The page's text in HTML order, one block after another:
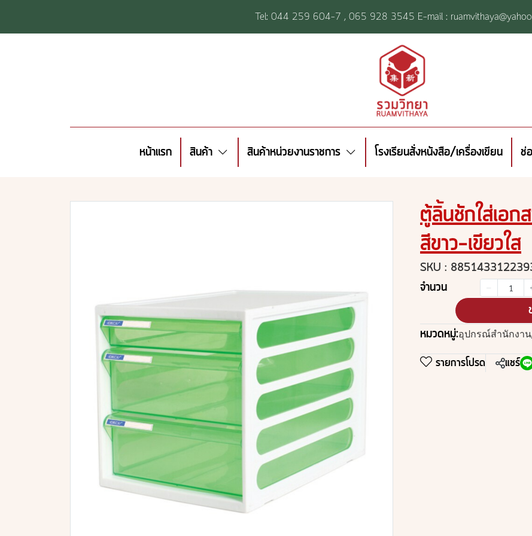
Tel: 044 259 604-7 ,065 928 3545 E-mail :
หน้าแรก สินค้า สินค้าหน่วยงานราชการ โรงเรียนสั่งหนังสือ/เครื่องเขียน ช่
ตู้ลิ้นชักใส่เอ
สีขาว-เขียวใส
SKU :
จำนวน
หมวดหมู่:อุปกรณ์สำนักงาน
รายการโปรด แชร์